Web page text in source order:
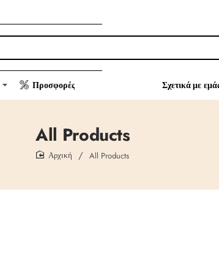
Προσφορές Σχετικά με
All Products
All Products